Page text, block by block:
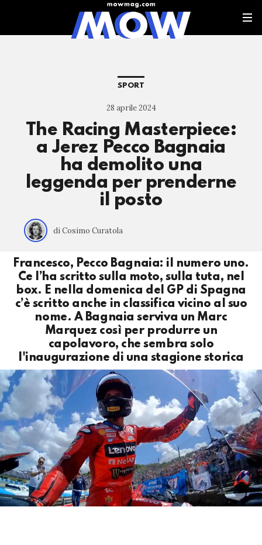
SPORT
28 aprile 2024
The Racing Masterpiece:
a Jerez Pecco Bagnaia
ha demolito una
leggenda per prenderne
il posto
di Cosimo Curatola
Francesco, Pecco Bagnaia: il numero uno.
Ce l’ha scritto sulla moto, sulla tuta, nel
box. E nella domenica del GP di Spagna
c’è scritto anche in classifica vicino al suo
nome. A Bagnaia serviva un Marc
Marquez così per produrre un
capolavoro, che sembra solo
l'inaugurazione di una stagione storica